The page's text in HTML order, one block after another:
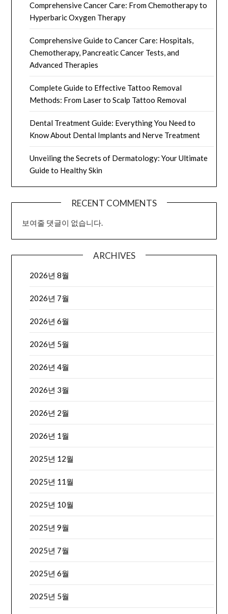
Comprehensive Cancer Care: From Chemotherapy to
Hyperbaric Oxygen Therapy
Comprehensive Guide to Cancer Care: Hospitals,
Chemotherapy, Pancreatic Cancer Tests, and
Advanced Therapies
Complete Guide to Effective Tattoo Removal
Methods: From Laser to Scalp Tattoo Removal
Dental Treatment Guide: Everything You Need to
Know About Dental Implants and Nerve Treatment
Unveiling the Secrets of Dermatology: Your Ultimate
Guide to Healthy Skin
RECENT COMMENTS
보여줄 댓글이 없습니다.
ARCHIVES
2026년 8월
2026년 7월
2026년 6월
2026년 5월
2026년 4월
2026년 3월
2026년 2월
2026년 1월
2025년 12월
2025년 11월
2025년 10월
2025년 9월
2025년 7월
2025년 6월
2025년 5월